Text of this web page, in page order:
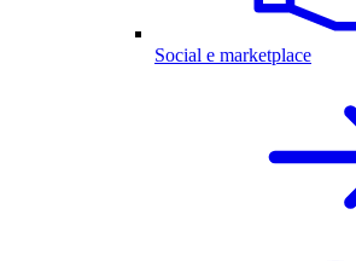
Social e marketplace